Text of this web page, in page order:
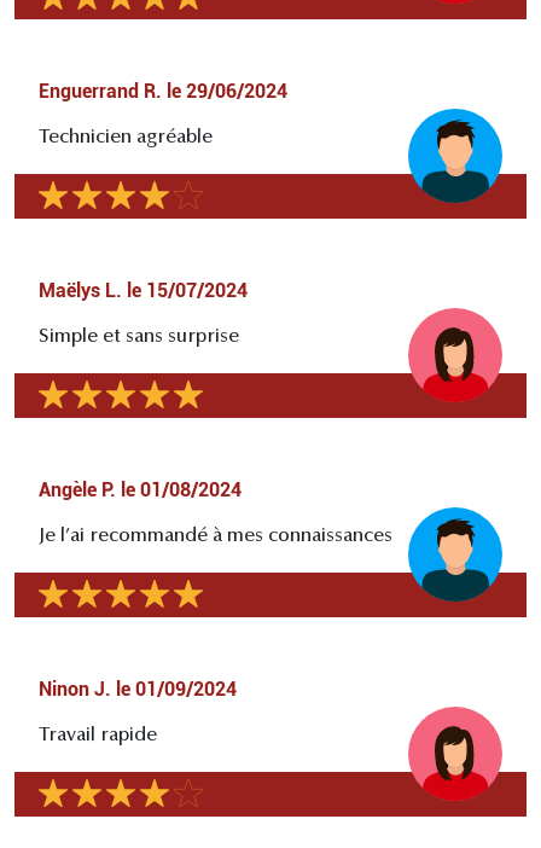
Enguerrand R. le 29/06/2024
Technicien agréable
Maëlys L. le 15/07/2024
Simple et sans surprise
Angèle P. le 01/08/2024
Je l’ai recommandé à mes connaissances
Ninon J. le 01/09/2024
Travail rapide